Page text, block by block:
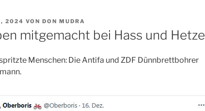
2024 VON DON MUDRA
mitgemacht bei Hass und Hetze
Menschen: Die Antifa und ZDF Dünnbrettbohrer